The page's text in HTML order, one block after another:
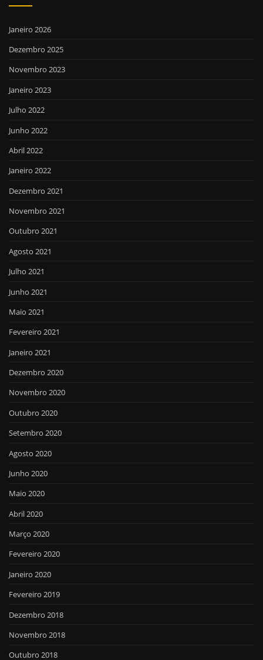
Janeiro 2026
Dezembro 2025
Novembro 2023
Janeiro 2023
Julho 2022
Junho 2022
Abril 2022
Janeiro 2022
Dezembro 2021
Novembro 2021
Outubro 2021
Agosto 2021
Julho 2021
Junho 2021
Maio 2021
Fevereiro 2021
Janeiro 2021
Dezembro 2020
Novembro 2020
Outubro 2020
Setembro 2020
Agosto 2020
Junho 2020
Maio 2020
Abril 2020
Março 2020
Fevereiro 2020
Janeiro 2020
Fevereiro 2019
Dezembro 2018
Novembro 2018
Outubro 2018